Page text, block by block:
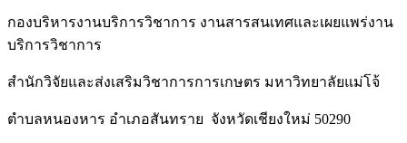
กองบริหารงานบริการวิชาการ งานสารสนเทศและเผยแพร่งาน
บริการวิชาการ
สำนักวิจัยและส่งเสริมวิชาการการเกษตร มหาวิทยาลัยแม่โจ้
ตำบลหนองหาร อำเภอสันทราย จังหวัดเชียงใหม่ 50290